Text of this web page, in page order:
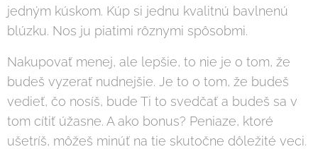
jedným kúskom. Kúp si jednu kvalitnú bavlnenú
blúzku. Nos ju piatimi rôznymi spôsobmi.
Nakupovať menej, ale lepšie, to nie je o tom, že
budeš vyzerať nudnejšie. Je to o tom, že budeš
vedieť, čo nosíš, bude Ti to svedčať a budeš sa v
tom cítiť úžasne. A ako bonus? Peniaze, ktoré
ušetríš, môžeš minúť na tie skutočne dôležité veci.